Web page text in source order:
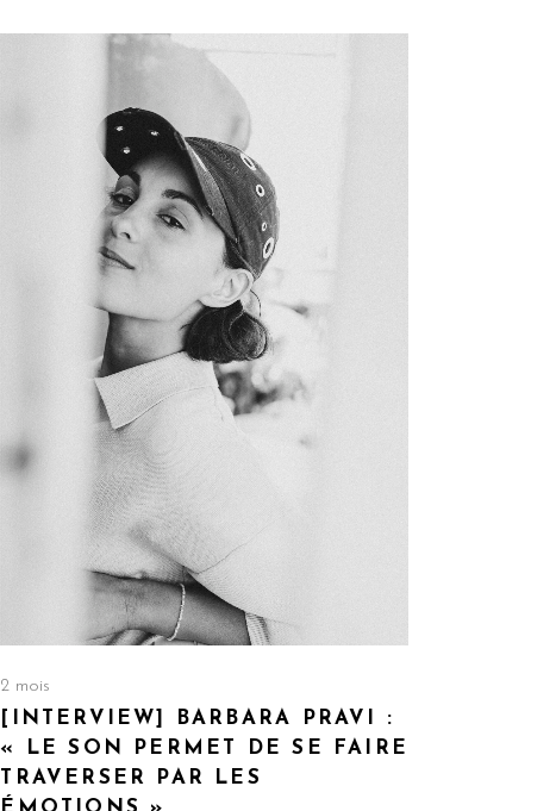
2 mois
[INTERVIEW] BARBARA PRAVI :
« LE SON PERMET DE SE FAIRE
TRAVERSER PAR LES